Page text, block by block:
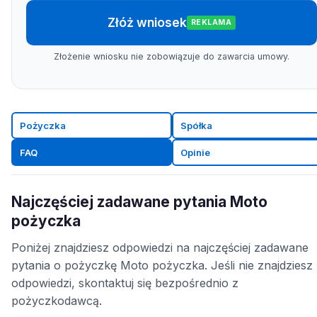
Złóż wniosek REKLAMA
Złożenie wniosku nie zobowiązuje do zawarcia umowy.
Pożyczka Spółka
FAQ Opinie
Najczęściej zadawane pytania Moto
pożyczka
Poniżej znajdziesz odpowiedzi na najczęściej zadawane
pytania o pożyczkę Moto pożyczka. Jeśli nie znajdziesz
odpowiedzi, skontaktuj się bezpośrednio z
pożyczkodawcą.